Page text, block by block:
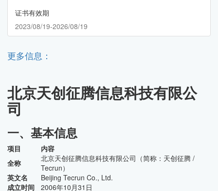
证书有效期
2023/08/19-2026/08/19
更多信息：
北京天创征腾信息科技有限公
司
一、基本信息
项目
内容
全称
北京天创征腾信息科技有限公司（简称：天创征腾 /
Tecrun）
英文名
Beijing Tecrun Co., Ltd.
成立时间
2006年10月31日